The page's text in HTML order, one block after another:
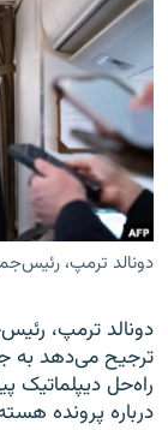
دونالد ترمپ،
دونالد ترمپ،
ترجیح می‌دهد به
راه‌حل دیپلماتیک
درباره پرونده